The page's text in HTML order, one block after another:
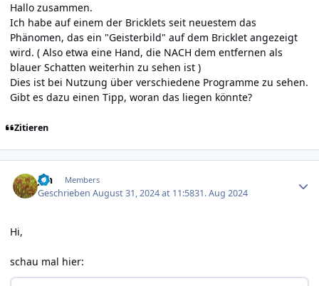
Hallo zusammen.
Ich habe auf einem der Bricklets seit neuestem das
Phänomen, das ein "Geisterbild" auf dem Bricklet angezeigt
wird. ( Also etwa eine Hand, die NACH dem entfernen als
blauer Schatten weiterhin zu sehen ist )
Dies ist bei Nutzung über verschiedene Programme zu sehen.
Gibt es dazu einen Tipp, woran das liegen könnte?
Zitieren
jan Members
GeschriebenAugust 31, 2024 at 11:5831. Aug 2024
Hi,
schau mal hier: